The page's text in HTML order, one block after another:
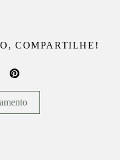
COMPARTILHE!